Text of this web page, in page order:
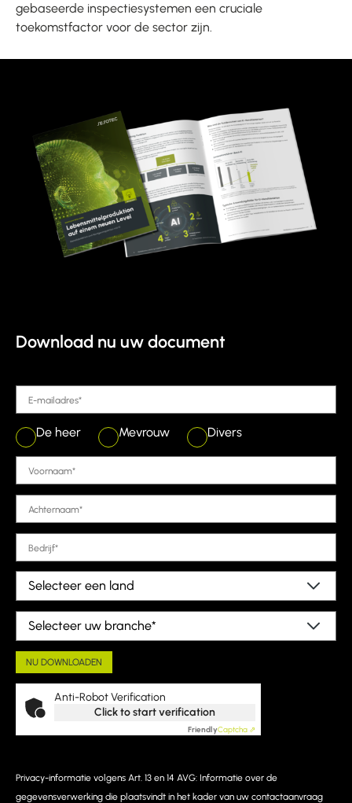
gebaseerde inspectiesystemen een cruciale
toekomstfactor voor de sector zijn.
Download nu uw document
De heer Mevrouw Divers
Anti-Robot Verification
Click to start verification
FriendlyCaptcha ⇗
Privacy-informatie volgens Art. 13 en 14 AVG: Informatie over de
gegevensverwerking die plaatsvindt in het kader van uw contactaanvraag